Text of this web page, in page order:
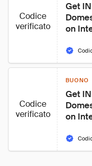
Codice
verificato
Get
on
Codice
verificato
BUONO
Get
on